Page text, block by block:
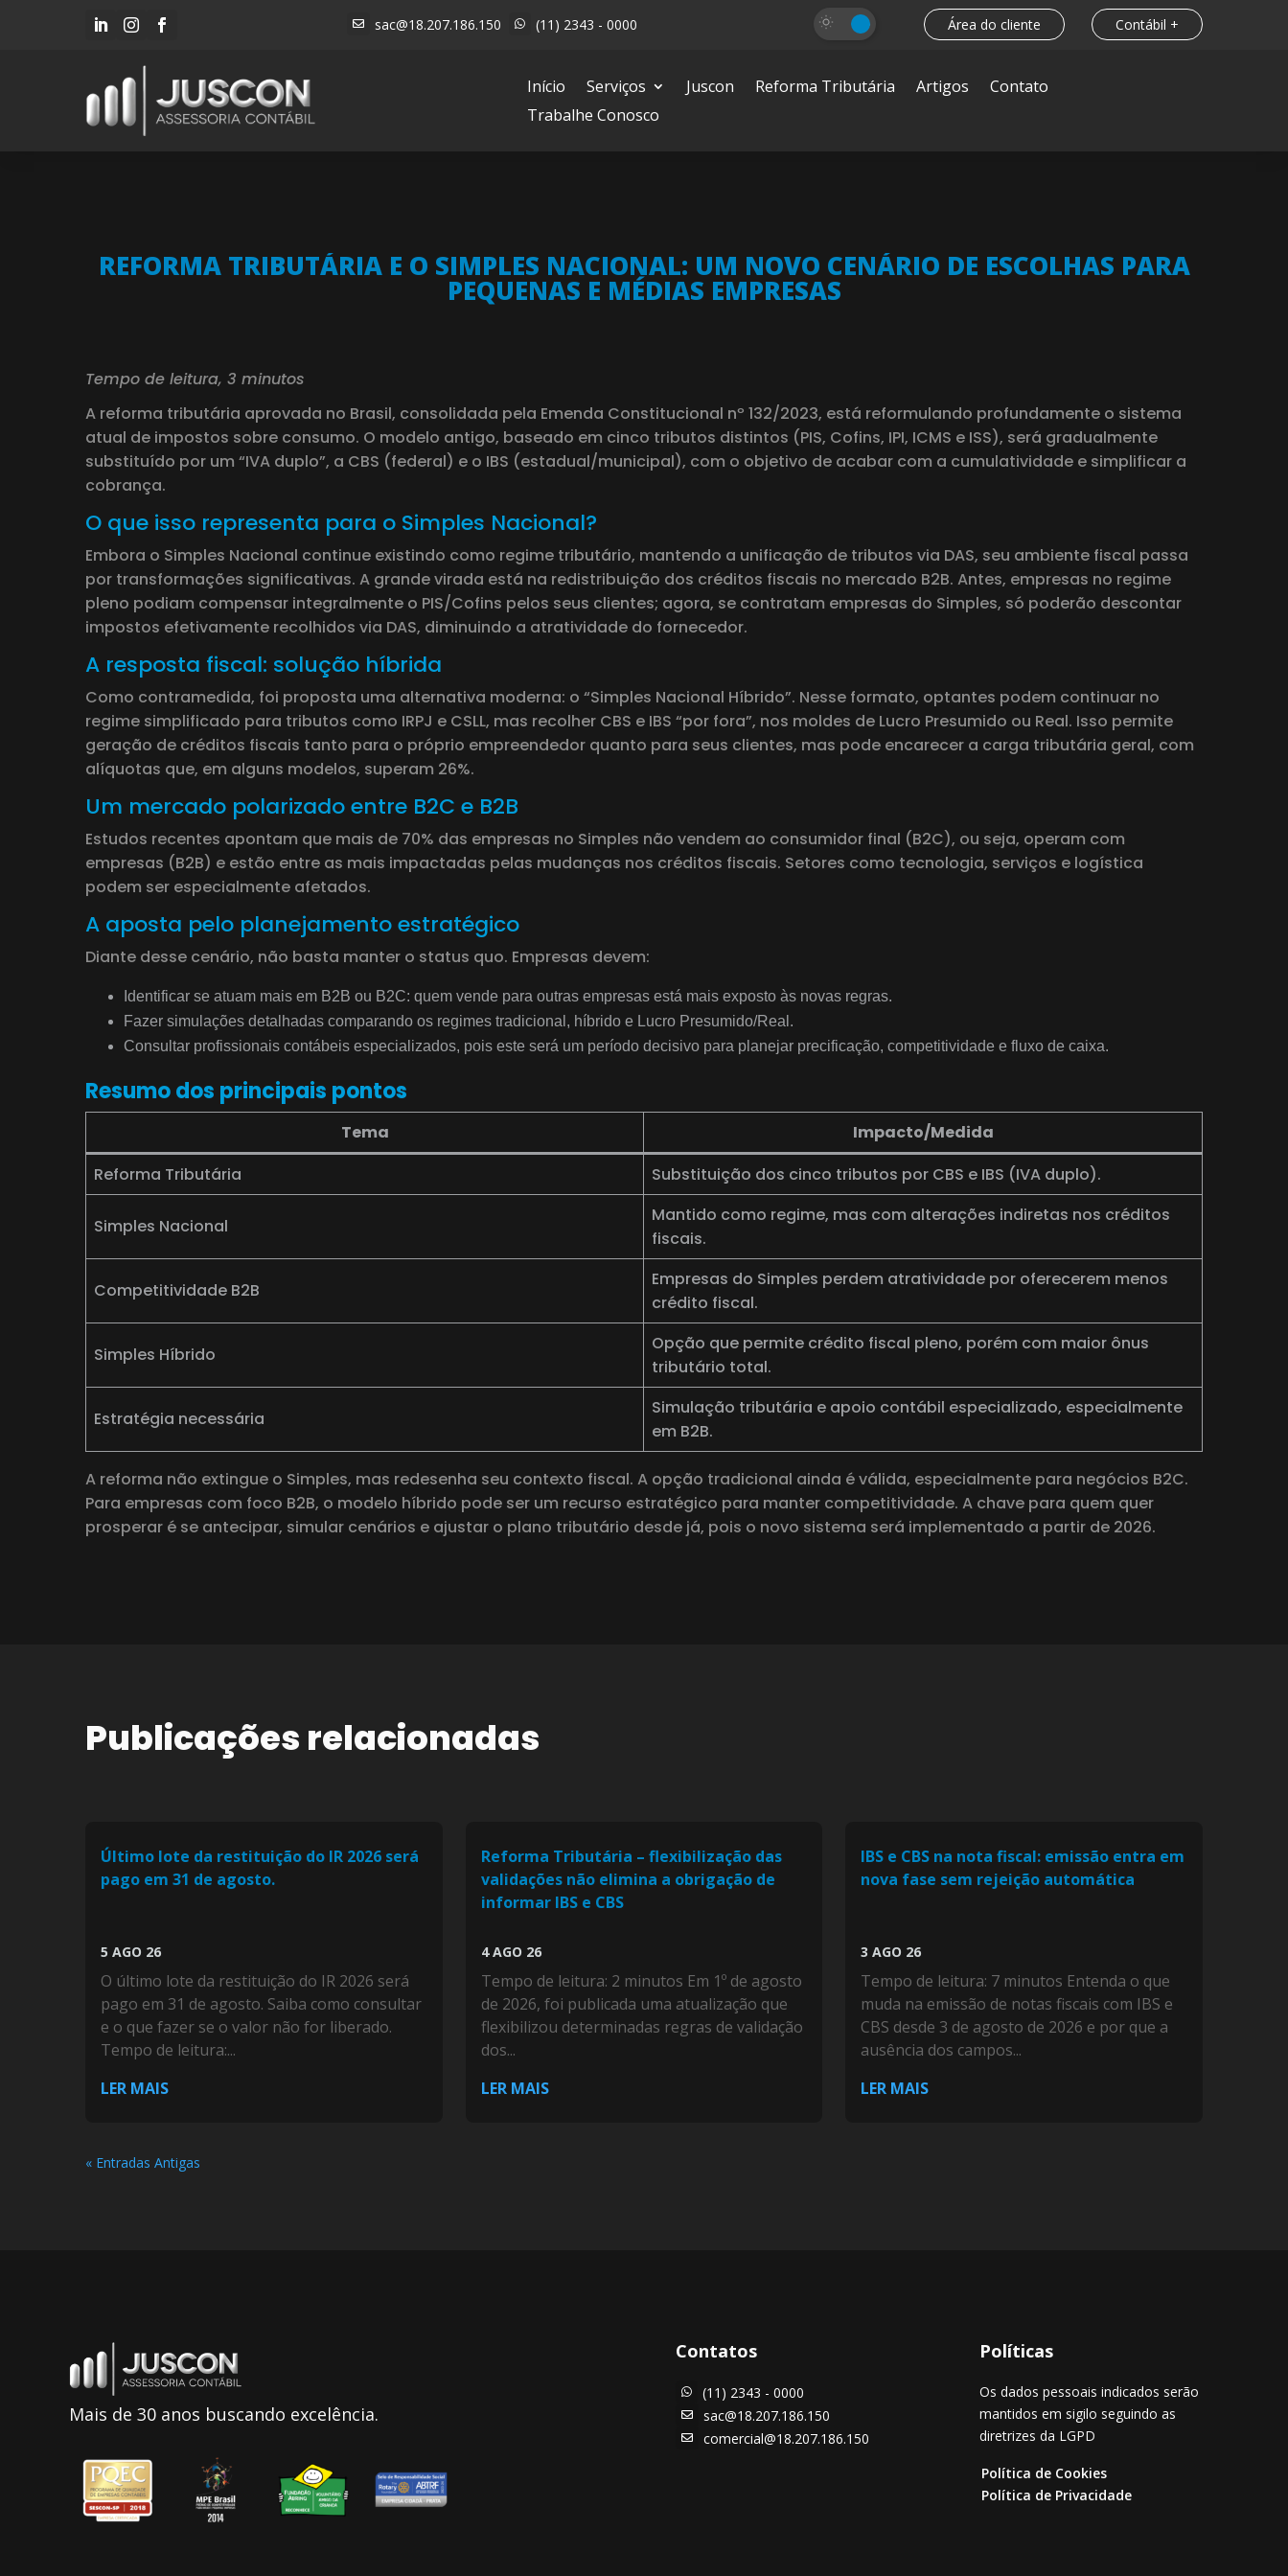
    sac@18.207.186.150  (11) 2343 - 0000 Área do cliente Contábil +
Início Serviços Juscon Reforma Tributária Artigos
Contato
Trabalhe Conosco
REFORMA TRIBUTÁRIA E O SIMPLES NACIONAL: UM NOVO CENÁRIO DE ESCOLHAS PARA
PEQUENAS E MÉDIAS EMPRESAS
Tempo de leitura, 3 minutos
A reforma tributária aprovada no Brasil, consolidada pela Emenda Constitucional nº 132/2023, está reformulando profundamente o sistema
atual de impostos sobre consumo. O modelo antigo, baseado em cinco tributos distintos (PIS, Cofins, IPI, ICMS e ISS), será gradualmente
substituído por um “IVA duplo”, a CBS (federal) e o IBS (estadual/municipal), com o objetivo de acabar com a cumulatividade e simplificar a
cobrança.
O que isso representa para o Simples Nacional?
Embora o Simples Nacional continue existindo como regime tributário, mantendo a unificação de tributos via DAS, seu ambiente fiscal passa
por transformações significativas. A grande virada está na redistribuição dos créditos fiscais no mercado B2B. Antes, empresas no regime
pleno podiam compensar integralmente o PIS/Cofins pelos seus clientes; agora, se contratam empresas do Simples, só poderão descontar
impostos efetivamente recolhidos via DAS, diminuindo a atratividade do fornecedor.
A resposta fiscal: solução híbrida
Como contramedida, foi proposta uma alternativa moderna: o “Simples Nacional Híbrido”. Nesse formato, optantes podem continuar no
regime simplificado para tributos como IRPJ e CSLL, mas recolher CBS e IBS “por fora”, nos moldes de Lucro Presumido ou Real. Isso permite
geração de créditos fiscais tanto para o próprio empreendedor quanto para seus clientes, mas pode encarecer a carga tributária geral, com
alíquotas que, em alguns modelos, superam 26%.
Um mercado polarizado entre B2C e B2B
Estudos recentes apontam que mais de 70% das empresas no Simples não vendem ao consumidor final (B2C), ou seja, operam com
empresas (B2B) e estão entre as mais impactadas pelas mudanças nos créditos fiscais. Setores como tecnologia, serviços e logística
podem ser especialmente afetados.
A aposta pelo planejamento estratégico
Diante desse cenário, não basta manter o status quo. Empresas devem:
Identificar se atuam mais em B2B ou B2C: quem vende para outras empresas está mais exposto às novas regras.
Fazer simulações detalhadas comparando os regimes tradicional, híbrido e Lucro Presumido/Real.
Consultar profissionais contábeis especializados, pois este será um período decisivo para planejar precificação, competitividade e fluxo de caixa.
Resumo dos principais pontos
Tema
Impacto/Medida
Reforma Tributária
Substituição dos cinco tributos por CBS e IBS (IVA duplo).
Simples Nacional
Mantido como regime, mas com alterações indiretas nos créditos
fiscais.
Competitividade B2B
Empresas do Simples perdem atratividade por oferecerem menos
crédito fiscal.
Simples Híbrido
Opção que permite crédito fiscal pleno, porém com maior ônus
tributário total.
Estratégia necessária
Simulação tributária e apoio contábil especializado, especialmente
em B2B.
A reforma não extingue o Simples, mas redesenha seu contexto fiscal. A opção tradicional ainda é válida, especialmente para negócios B2C.
Para empresas com foco B2B, o modelo híbrido pode ser um recurso estratégico para manter competitividade. A chave para quem quer
prosperar é se antecipar, simular cenários e ajustar o plano tributário desde já, pois o novo sistema será implementado a partir de 2026.
Publicações relacionadas
Último lote da restituição do IR 2026 será
pago em 31 de agosto.
5 AGO 26
O último lote da restituição do IR 2026 será
pago em 31 de agosto. Saiba como consultar
e o que fazer se o valor não for liberado.
Tempo de leitura:...
LER MAIS
Reforma Tributária – flexibilização das
validações não elimina a obrigação de
informar IBS e CBS
4 AGO 26
Tempo de leitura: 2 minutos Em 1º de agosto
de 2026, foi publicada uma atualização que
flexibilizou determinadas regras de validação
dos...
LER MAIS
IBS e CBS na nota fiscal: emissão entra em
nova fase sem rejeição automática
3 AGO 26
Tempo de leitura: 7 minutos Entenda o que
muda na emissão de notas fiscais com IBS e
CBS desde 3 de agosto de 2026 e por que a
ausência dos campos...
LER MAIS
« Entradas Antigas
Mais de 30 anos buscando excelência.
Contatos
 (11) 2343 - 0000
 sac@18.207.186.150
 comercial@18.207.186.150
Políticas
Os dados pessoais indicados serão
mantidos em sigilo seguindo as
diretrizes da LGPD
Política de Cookies
Política de Privacidade